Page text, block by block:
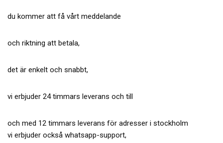
du kommer att få vårt meddelande
och riktning att betala,
det är enkelt och snabbt,
vi erbjuder 24 timmars leverans och till
och med 12 timmars leverans för adresser i stockholm
vi erbjuder också whatsapp-support,